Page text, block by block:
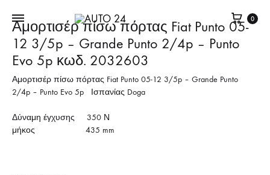
0
Αμορτισέρ πίσω πόρτας Fiat Punto 05-
12 3/5p – Grande Punto 2/4p – Punto
Evo 5p κωδ. 2032603
Αμορτισέρ πίσω πόρτας Fiat Punto 05-12 3/5p – Grande Punto
2/4p – Punto Evo 5p Ισπανίας Doga
Δύναμη έγχυσης 350 Ν
μήκος 435 mm